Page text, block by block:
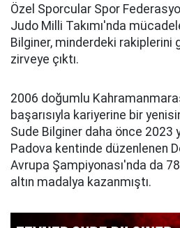
Özel Sporcular Spor
Judo Milli Takımı'nda
Bilginer, minderdeki rakiplerini
zirveye çıktı.
2006 doğumlu
başarısıyla kariyerine bir
Sude Bilginer daha önce 2023
Padova kentinde düzenlenen
Avrupa Şampiyonası'nda da
altın madalya kazanmıştı.